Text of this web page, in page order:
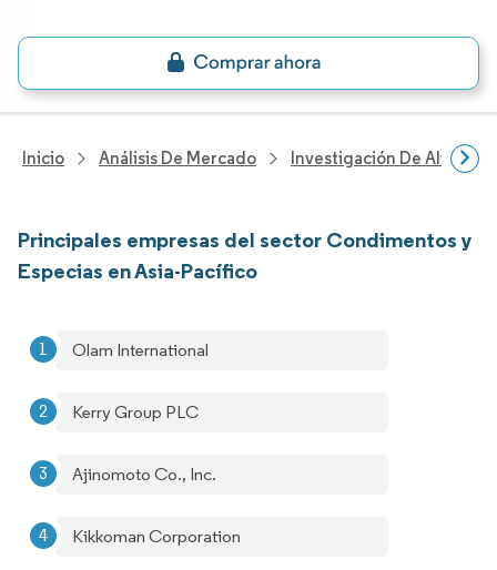
Inicio Análisis De Mercado Investigación De
Principales empresas del sector Condimentos y
Especias en Asia-Pacífico
Olam International
Kerry Group PLC
Ajinomoto Co., Inc.
Kikkoman Corporation